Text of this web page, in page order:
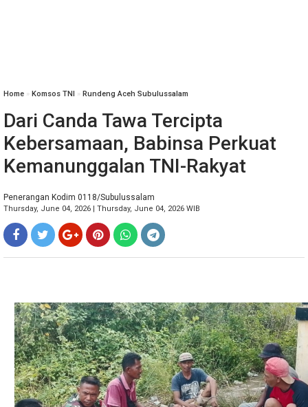
Home » Komsos TNI » Rundeng Aceh Subulussalam
Dari Canda Tawa Tercipta
Kebersamaan, Babinsa Perkuat
Kemanunggalan TNI-Rakyat
Penerangan Kodim 0118/Subulussalam
Thursday, June 04, 2026 | Thursday, June 04, 2026 WIB